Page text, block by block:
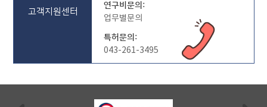
고객지원센터
연구비문의:
업무별문의
특허문의:
043-261-3495